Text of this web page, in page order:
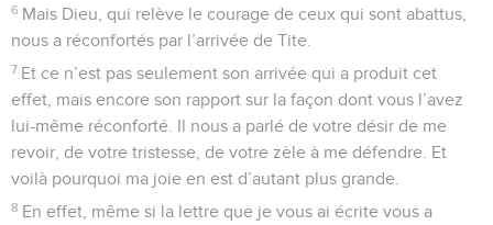
6 Mais Dieu, qui relève le courage de ceux qui sont abattus,
nous a réconfortés par l’arrivée de Tite.
7 Et ce n’est pas seulement son arrivée qui a produit cet
effet, mais encore son rapport sur la façon dont vous l’avez
lui-même réconforté. Il nous a parlé de votre désir de me
revoir, de votre tristesse, de votre zèle à me défendre. Et
voilà pourquoi ma joie en est d’autant plus grande.
8 En effet, même si la lettre que je vous ai écrite vous a